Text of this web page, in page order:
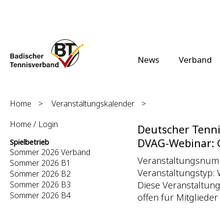
News Verband
Home > Veranstaltungskalender
>
Home / Login
Spielbetrieb
Sommer 2026 Verband
Sommer 2026 B1
Sommer 2026 B2
Sommer 2026 B3
Sommer 2026 B4
Deutscher
DVAG-
Veranstaltungstyp:
Diese
offen für Mitglieder